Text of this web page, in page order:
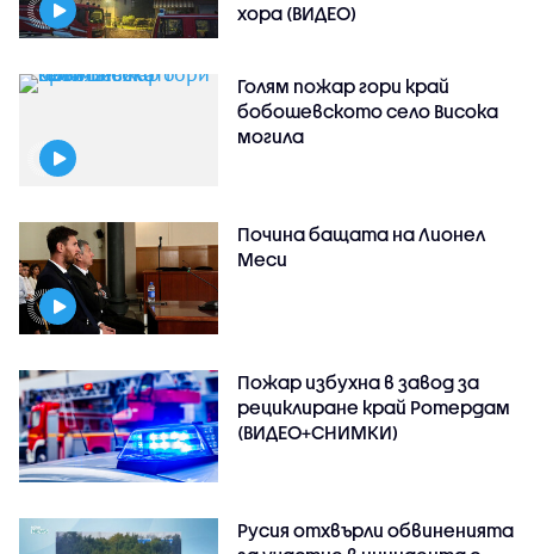
хора (ВИДЕО)
Голям пожар гори край
бобошевското село Висока
могила
Почина бащата на Лионел
Меси
Пожар избухна в завод за
рециклиране край Ротердам
(ВИДЕО+СНИМКИ)
Русия отхвърли обвиненията